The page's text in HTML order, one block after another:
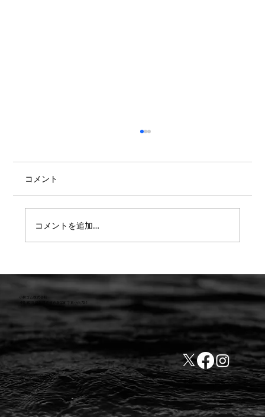
御するウェア COREADJUSTER スケボー
山崎さんテスト 「動作分析編」
コメント
コメントを追加…
小林ゴム株式会社
441-8016 愛知県豊橋市新栄町字東小向76-1
TEL:0532-31-4646
FAX:0532-32-6810
​会社概要
​利用規約